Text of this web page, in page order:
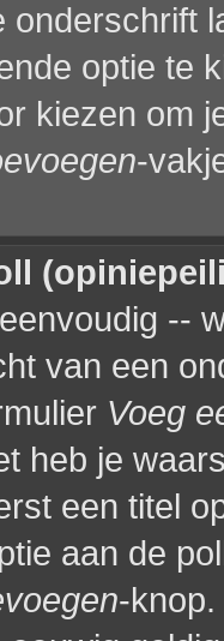
onderschrift
optie te
kiezen om
-
--
van een
Voeg
heb je
een titel
aan de
-